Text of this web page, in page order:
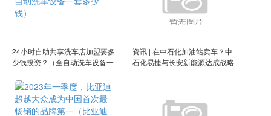
24小时自助共享洗车店加盟要多
少钱投资？（全自动洗车设备一
资讯 | 在中石化加油站卖车？中
石化易捷与长安新能源达成战略